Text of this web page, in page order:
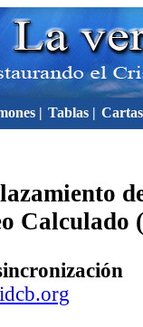
| Tablas |
Calculado